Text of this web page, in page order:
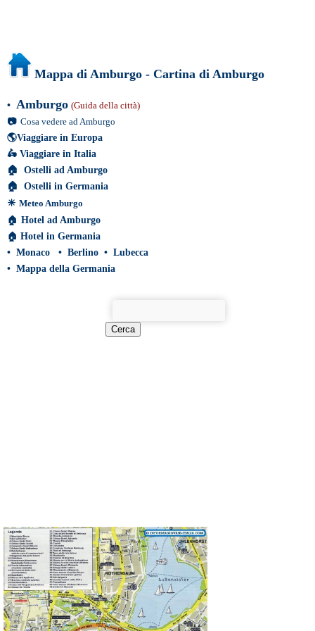
Mappa di Amburgo - Cartina di Amburgo
• Amburgo (Guida della città)
📷 Cosa vedere ad Amburgo
🌎Viaggiare in Europa
🛵 Viaggiare in Italia
🏠
Ostelli ad Amburgo
🏠
Ostelli in Germania
☀ Meteo Amburgo
🏠 Hotel ad Amburgo
🏠 Hotel in Germania
• Monaco • Berlino • Lubecca
• Mappa della Germania